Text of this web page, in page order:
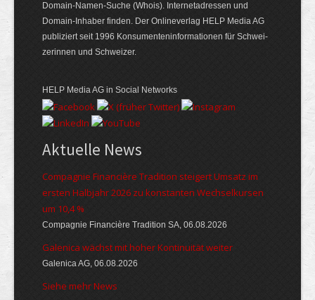
Domain-Namen-Suche (Whois). Internet­adressen und
Domain-Inhaber finden. Der Online­verlag HELP Media AG
publiziert seit 1996 Konsumenten­informationen für Schwei­
zerinnen und Schweizer.
HELP Media AG in Social Networks
Aktuelle News
Compagnie Financière Tradition steigert Umsatz im
ersten Halbjahr 2026 zu konstanten Wechselkursen
um 10,4 %
Compagnie Financière Tradition SA, 06.08.2026
Galenica wächst mit hoher Kontinuität weiter
Galenica AG, 06.08.2026
Siehe mehr News